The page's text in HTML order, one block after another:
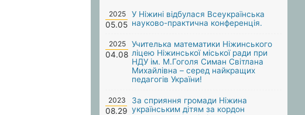
2025
05.05
У Ніжині відбулася Всеукраїнська
науково-практична конференція.
2025
04.08
Учителька математики Ніжинського
ліцею Ніжинської міської ради при
НДУ ім. М.Гоголя Симан Світлана
Михайлівна – серед найкращих
педагогів України!
2023
08.29
За сприяння громади Ніжина
українським дітям за кордон